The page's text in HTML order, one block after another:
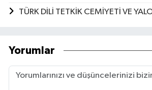
TÜRK DİLİ TETKİK CEMİYETİ VE
Yorumlar